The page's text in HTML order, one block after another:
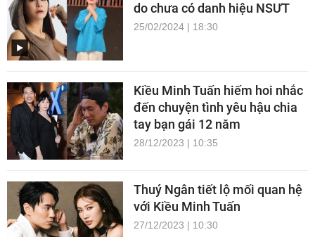
do chưa có danh hiệu NSƯT
25/02/2024 | 18:30
Kiều Minh Tuấn hiếm hoi nhắc
đến chuyện tình yêu hậu chia
tay bạn gái 12 năm
28/12/2023 | 10:35
Thuý Ngân tiết lộ mối quan hệ
với Kiều Minh Tuấn
27/12/2023 | 10:30